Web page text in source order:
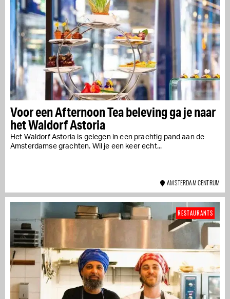
Voor een Afternoon Tea beleving ga je naar
het Waldorf Astoria
Het Waldorf Astoria is gelegen in een prachtig pand aan de
Amsterdamse grachten. Wil je een keer echt...
AMSTERDAM CENTRUM
RESTAURANTS